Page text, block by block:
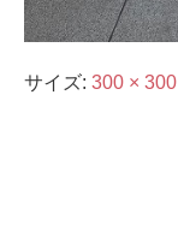
サイズ: 300 × 300